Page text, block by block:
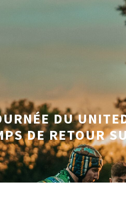
DU
DE RETOUR